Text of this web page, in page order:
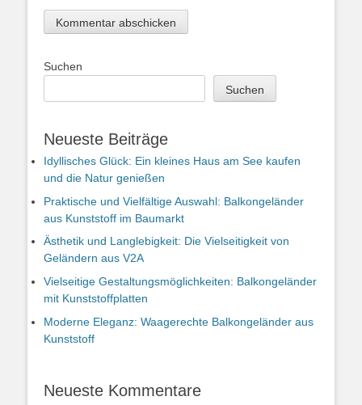
Suchen
Suchen
Neueste Beiträge
Idyllisches Glück: Ein kleines Haus am See kaufen
und die Natur genießen
Praktische und Vielfältige Auswahl: Balkongeländer
aus Kunststoff im Baumarkt
Ästhetik und Langlebigkeit: Die Vielseitigkeit von
Geländern aus V2A
Vielseitige Gestaltungsmöglichkeiten: Balkongeländer
mit Kunststoffplatten
Moderne Eleganz: Waagerechte Balkongeländer aus
Kunststoff
Neueste Kommentare